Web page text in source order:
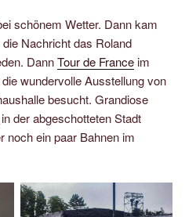
schönem Wetter. Dann kam
Nachricht das Roland
DannTour de Franceim
wundervolle Ausstellung von
besucht. Grandiose
der abgeschotteten Stadt
noch ein paar Bahnen im